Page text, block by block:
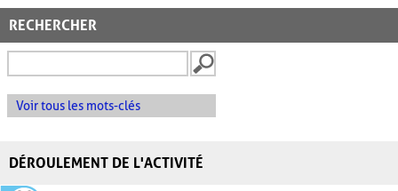
RECHERCHER
Voir tous les mots-clés
DÉROULEMENT DE L'ACTIVITÉ